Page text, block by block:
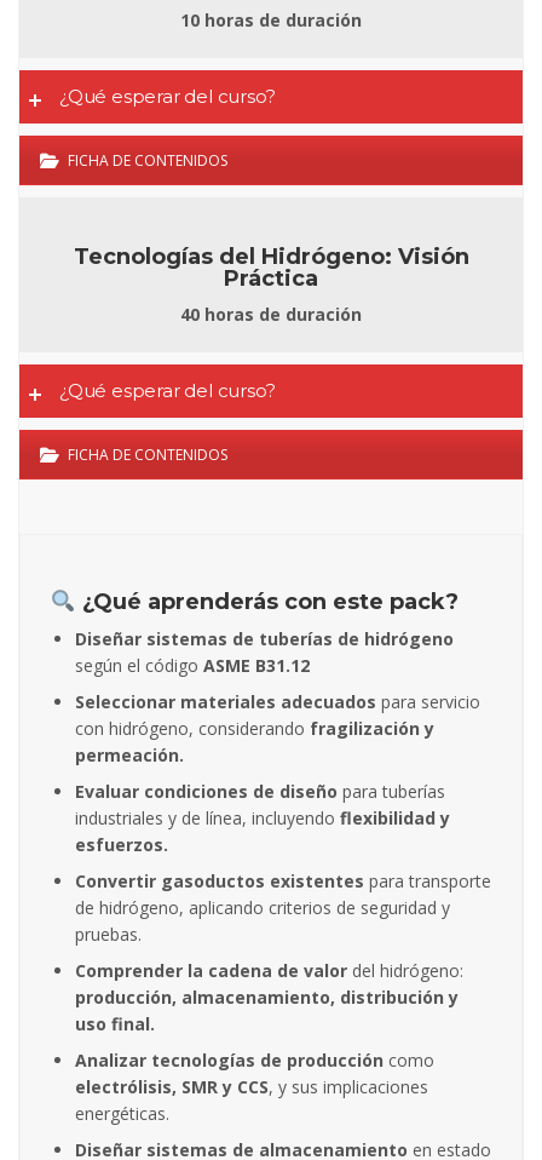
10 horas de duración
¿Qué esperar del curso?
FICHA DE CONTENIDOS
Tecnologías del Hidrógeno: Visión
Práctica
40 horas de duración
¿Qué esperar del curso?
FICHA DE CONTENIDOS
¿Qué aprenderás con este pack?
Diseñar sistemas de tuberías de hidrógeno
según el código ASME B31.12
Seleccionar materiales adecuados para servicio
con hidrógeno, considerando fragilización y
permeación.
Evaluar condiciones de diseño para tuberías
industriales y de línea, incluyendo flexibilidad y
esfuerzos.
Convertir gasoductos existentes para transporte
de hidrógeno, aplicando criterios de seguridad y
pruebas.
Comprender la cadena de valor del hidrógeno:
producción, almacenamiento, distribución y
uso final.
Analizar tecnologías de producción como
electrólisis, SMR y CCS, y sus implicaciones
energéticas.
Diseñar sistemas de almacenamiento en estado